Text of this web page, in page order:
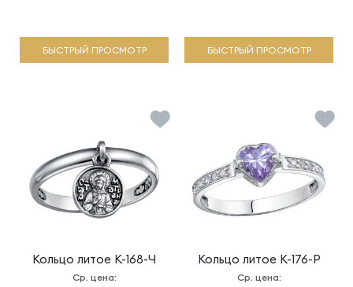
БЫСТРЫЙ ПРОСМОТР БЫСТРЫЙ ПРОСМОТР
Кольцо литое К-168-Ч
Ср. цена:
Кольцо литое К-176-Р
Ср. цена: